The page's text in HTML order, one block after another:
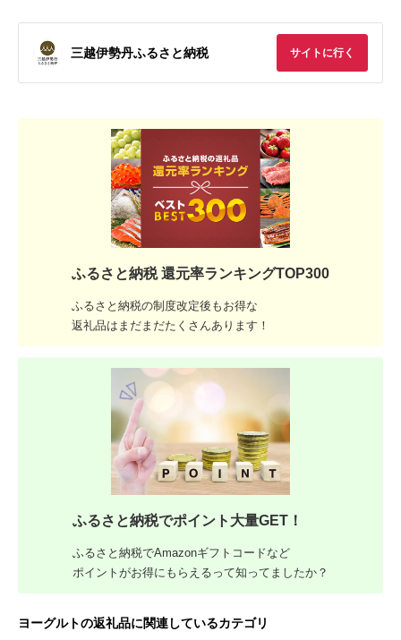
三越伊勢丹ふるさと納税 サイトに行く
ふるさと納税 還元率ランキングTOP300
ふるさと納税の制度改定後もお得な
返礼品はまだまだたくさんあります！
ふるさと納税でポイント大量GET！
ふるさと納税でAmazonギフトコードなど
ポイントがお得にもらえるって知ってましたか？
ヨーグルトの返礼品に関連しているカテゴリ